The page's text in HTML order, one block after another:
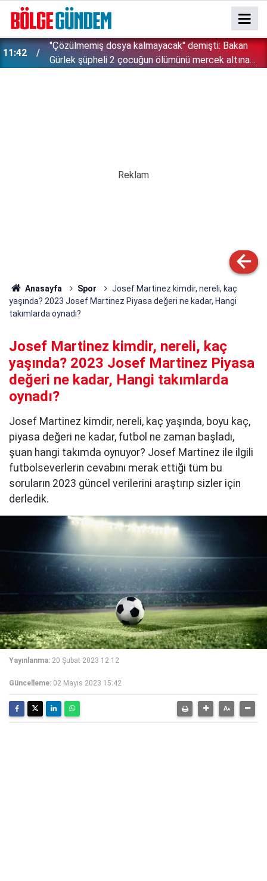
11:42
''Çözülmemiş dosya kalmayacak'' demişti: Bakan
Gürlek şüpheli 2 çocuğun ölümünü mercek altına
Anasayfa Spor
Josef Martinez kimdir, nereli, kaç
yaşında? 2023 Josef Martinez Piyasa değeri ne kadar, Hangi
takımlarda oynadı?
Josef Martinez kimdir, nereli, kaç
yaşında? 2023 Josef Martinez Piyasa
değeri ne kadar, Hangi takımlarda
oynadı?
Josef Martinez kimdir, nereli, kaç yaşında, boyu kaç,
piyasa değeri ne kadar, futbol ne zaman başladı,
şuan hangi takımda oynuyor? Josef Martinez ile ilgili
futbolseverlerin cevabını merak ettiği tüm bu
soruların 2023 güncel verilerini araştırıp sizler için
derledik.
Yayınlanma: 20 Şubat 2023 12:12
Güncelleme: 02 Mayıs 2023 15:42